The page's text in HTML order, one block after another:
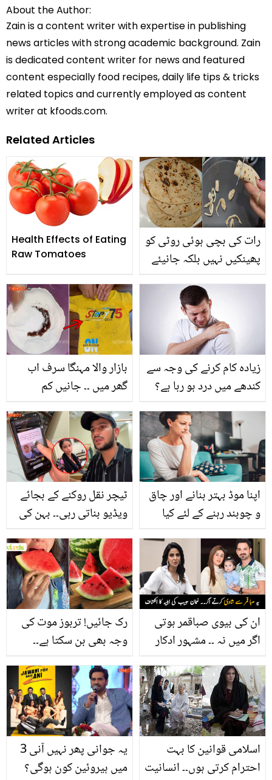
About the Author:
Zain is a content writer with expertise in publishing
news articles with strong academic background. Zain
is dedicated content writer for news and featured
content especially food recipes, daily life tips & tricks
related topics and currently employed as content
writer at kfoods.com.
Related Articles
Health Effects of Eating
Raw Tomatoes
رات کی بچی ہوئی روٹی کو
پھینکیں نہیں بلکہ جانیئے
چیزیں بنانے کے آسان
طریقے جو ہر کسی کو
معلوم ہونے چاہیئے تاکہ
رزق ضائع نہ ہو
بازار والا مہنگا سرف اب
گھر میں ۔۔ جانیں کم
وہ طریقہ، جو ضدی داغوں
کا کرے آسانی سے صفایا
زیادہ کام کرنے کی وجہ سے
کندھے میں درد ہو رہا ہے؟
ٹیچر نقل روکنے کے بجائے
ویڈیو بناتی رہی۔۔ بہن کی
صفدر نے سب کو لتاڑ دیا
اپنا موڈ بہتر بنانے اور چاق
و چوبند رہنے کے لئے کیا
جو منٹوں میں آپ کی
سستی بھگا کر آپ کو
فریش کردے؟
رک جائیں! تربوز موت کی
وجہ بھی بن سکتا ہے۔۔
ہیں؟
ان کی بیوی صباقمر ہوتی
اگر میں نہ ۔۔ مشہور ادکار
پہلی مرتبہ اپنی شادی سے
متعلق بڑا انکشاف کر دیا،
دیکھیں
یہ جوانی پھر نہیں آنی 3
میں ہیروئین کون ہوگی؟
اسلامی قوانین کا بہت
احترام کرتی ہوں۔۔ انسانیت